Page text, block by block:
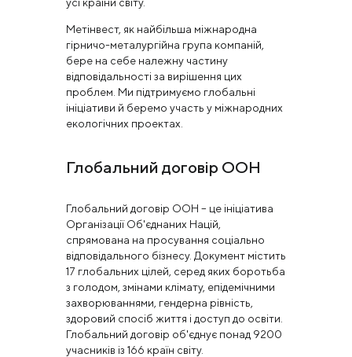
Метінвест, як найбільша міжнародна
гірничо-металургійна група компаній,
бере на себе належну частину
відповідальності за вирішення цих
проблем. Ми підтримуємо глобальні
ініціативи й беремо участь у міжнародних
екологічних проектах.
Глобальний договір ООН
Глобальний договір ООН – це ініціатива
Організації Об'єднаних Націй,
спрямована на просування соціально
відповідального бізнесу. Документ містить
17 глобальних цілей, серед яких боротьба
з голодом, змінами клімату, епідемічними
захворюваннями, гендерна рівність,
здоровий спосіб життя і доступ до освіти.
Глобальний договір об'єднує понад 9200
учасників із 166 країн світу.